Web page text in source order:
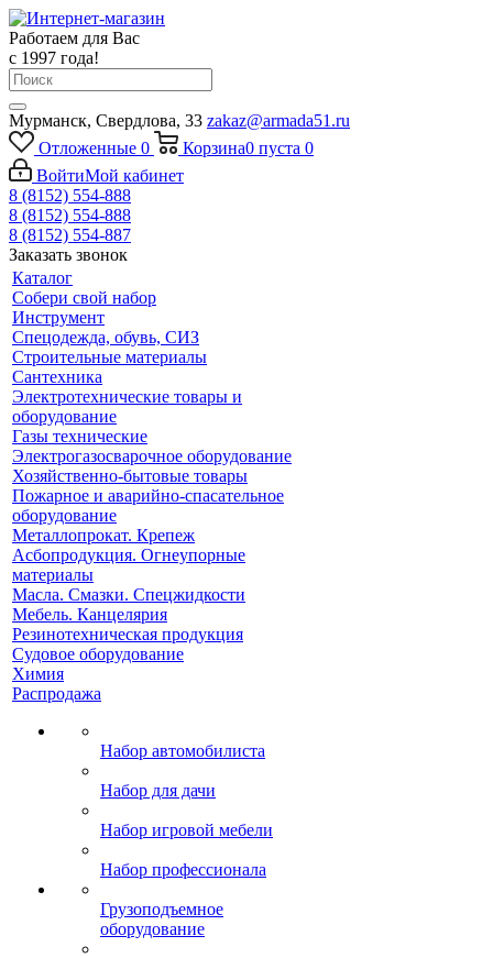
Работаем для Вас
с 1997 года!
Мурманск, Свердлова, 33 zakaz@armada51.ru
Отложенные 0 Корзина0 пуста 0
ВойтиМой кабинет
8 (8152) 554-888
8 (8152) 554-888
8 (8152) 554-887
Заказать звонок
Каталог
Собери свой набор
Инструмент
Спецодежда, обувь, СИЗ
Строительные материалы
Сантехника
Электротехнические товары и
оборудование
Газы технические
Электрогазосварочное оборудование
Хозяйственно-бытовые товары
Пожарное и аварийно-спасательное
оборудование
Металлопрокат. Крепеж
Асбопродукция. Огнеупорные
материалы
Масла. Смазки. Спецжидкости
Мебель. Канцелярия
Резинотехническая продукция
Судовое оборудование
Химия
Распродажа
Набор автомобилиста
Набор для дачи
Набор игровой мебели
Набор профессионала
Грузоподъемное
оборудование